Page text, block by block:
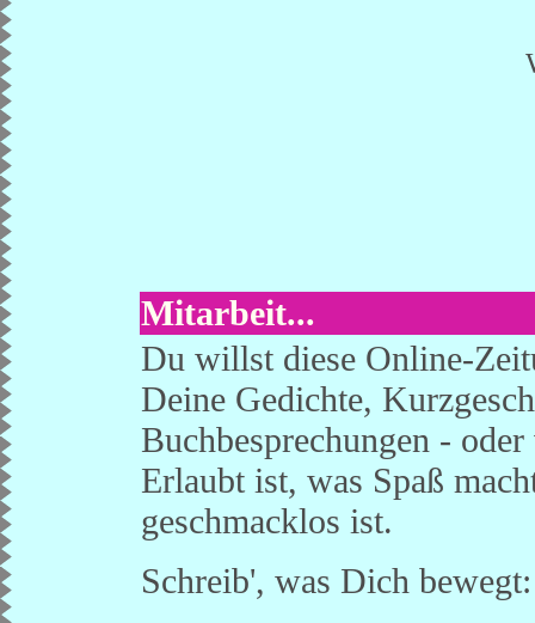
Mitarbeit...
Du willst diese Online-
Deine Gedichte,
Buchbesprechungen -
Erlaubt ist, was Spaß
geschmacklos ist.
Schreib', was Dich